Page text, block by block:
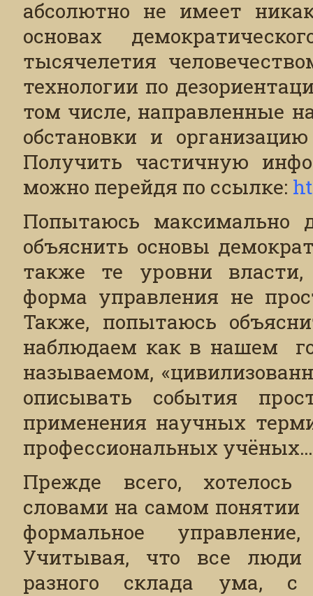
абсолютно не имеет
основах
тысячелетия
технологии по
том числе, направленные
обстановки и
Получить частичную
можно перейдя по ссылке:
Попытаюсь максимально
объяснить основы
также те уровни
форма управления не
Также, попытаюсь
наблюдаем как в нашем
называемом,
описывать события
применения научных
профессиональных учёных…
Прежде всего,
словами на самом понятии
формальное
Учитывая, что все люди
разного склада ума, с